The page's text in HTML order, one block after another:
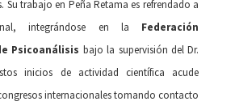
Su trabajo en Peña Retama es refrendado a
integrándose en la Federación
Psicoanálisis bajo la supervisión del Dr.
inicios de actividad científica acude
internacionales tomando contacto